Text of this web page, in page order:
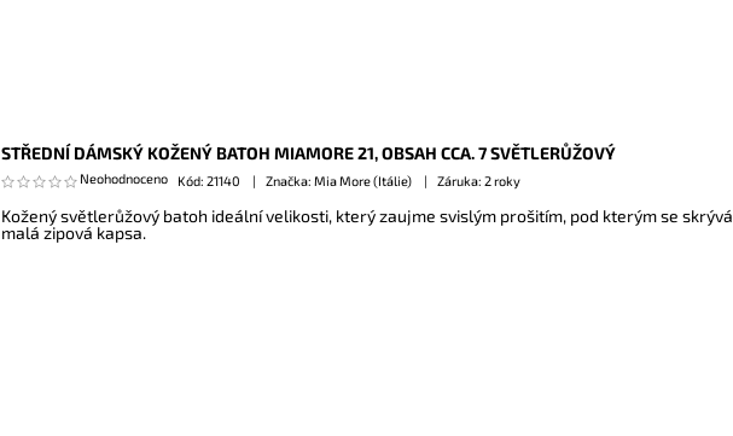
STŘEDNÍ DÁMSKÝ KOŽENÝ BATOH MIAMORE 21, OBSAH CCA. 7 SVĚTLERŮŽOVÝ
Neohodnoceno Kód: 21140 Značka: Mia More (Itálie) Záruka: 2 roky
Kožený světlerůžový batoh ideální velikosti, který zaujme svislým prošitím, pod kterým se skrývá
malá zipová kapsa.